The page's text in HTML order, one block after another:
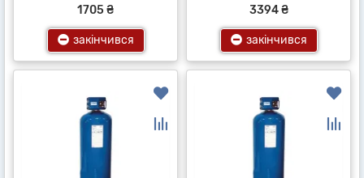
1705 ₴
закінчився
3394 ₴
закінчився